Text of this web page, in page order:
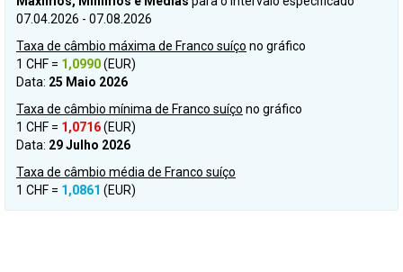
07.04.2026 - 07.08.2026
Taxa de câmbio máxima de Franco suíço no gráfico
1 CHF = 1,0990(EUR)
Data: 25 Maio 2026
Taxa de câmbio mínima de Franco suíço no gráfico
1 CHF = 1,0716(EUR)
Data: 29 Julho 2026
Taxa de câmbio média de Franco suíço
1 CHF = 1,0861 (EUR)